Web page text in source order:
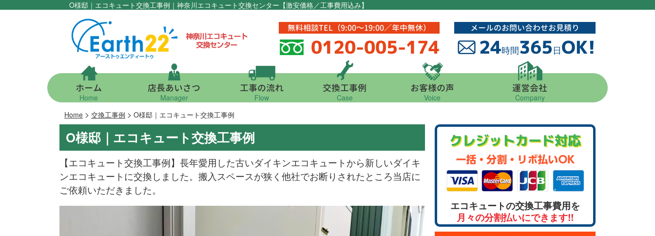
O様邸｜エコキュート交換工事例｜神奈川エコキュート交換センター【激安価格／工事費用込み】
無料相談TEL（9:00～19:00／年中無休）
0120-005-174
メールのお問い合わせお見積り
24時間365日OK!
ホーム
Home
店長あいさつ
Manager
工事の流れ
Flow
交換工事例
Case
お客様の声
Voice
運営会社
Company
Home > 交換工事例 > O様邸｜エコキュート交換工事例
O様邸｜エコキュート交換工事例
【エコキュート交換工事例】長年愛用した古いダイキンエコキュートから新しいダイキ
ンエコキュートに交換しました。搬入スペースが狭く他社でお断りされたところ当店に
ご依頼いただきました。
クレジットカード対応
エコキュートの交換工事費用を
月々の分割払いにできます!!